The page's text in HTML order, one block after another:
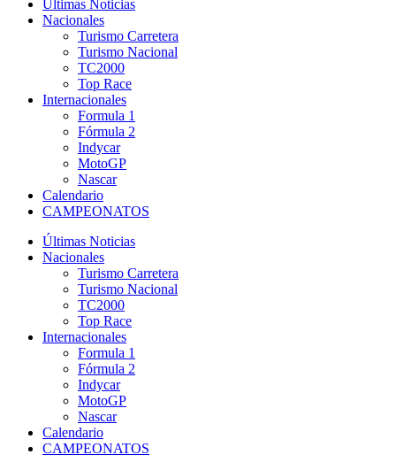
Últimas Noticias
Nacionales
Turismo Carretera
Turismo Nacional
TC2000
Top Race
Internacionales
Formula 1
Fórmula 2
Indycar
MotoGP
Nascar
Calendario
CAMPEONATOS
Últimas Noticias
Nacionales
Turismo Carretera
Turismo Nacional
TC2000
Top Race
Internacionales
Formula 1
Fórmula 2
Indycar
MotoGP
Nascar
Calendario
CAMPEONATOS